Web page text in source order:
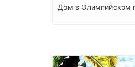
Дом в Олимпийском